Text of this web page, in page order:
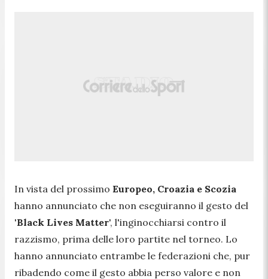
In vista del prossimo Europeo, Croazia e Scozia
hanno annunciato che non eseguiranno il gesto del
'Black Lives Matter', l'inginocchiarsi contro il
razzismo, prima delle loro partite nel torneo. Lo
hanno annunciato entrambe le federazioni che, pur
ribadendo come il gesto abbia perso valore e non